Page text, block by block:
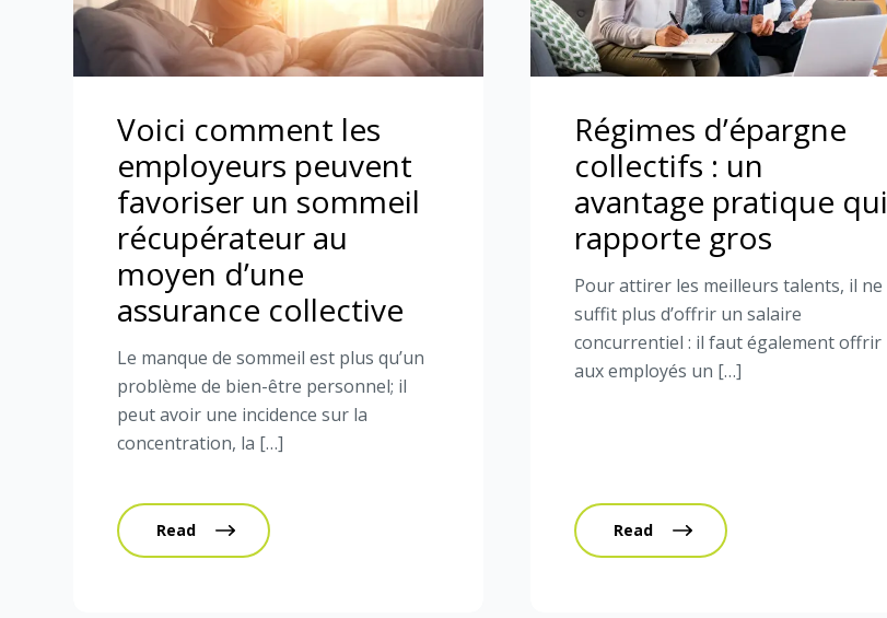
Voici comment les
employeurs peuvent
favoriser un sommeil
récupérateur au
moyen d’une
assurance collective
Le manque de sommeil est plus qu’un
problème de bien-être personnel; il
peut avoir une incidence sur la
concentration, la […]
Read
Régimes d’épargne
collectifs : un
avantage pratique qui
rapporte gros
Pour attirer les meilleurs talents, il ne
suffit plus d’offrir un salaire
concurrentiel : il faut également offrir
aux employés un […]
Read